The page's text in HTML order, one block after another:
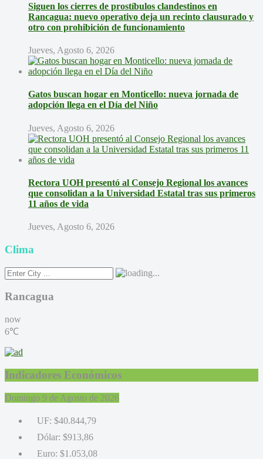
Siguen los cierres de prostíbulos clandestinos en
Rancagua: nuevo operativo deja un recinto clausurado y
otro con prohibición de funcionamiento
Jueves, Agosto 6, 2026
Gatos buscan hogar en Monticello: nueva jornada de
adopción llega en el Día del Niño
Jueves, Agosto 6, 2026
Rectora UOH presentó al Consejo Regional los avances
que consolidan a la Universidad Estatal tras sus primeros
11 años de vida
Jueves, Agosto 6, 2026
Clima
Rancagua
now
6℃
Indicadores Económicos
Domingo 9 de Agosto de 2026
UF: $40.844,79
Dólar: $913,86
Euro: $1.053,08